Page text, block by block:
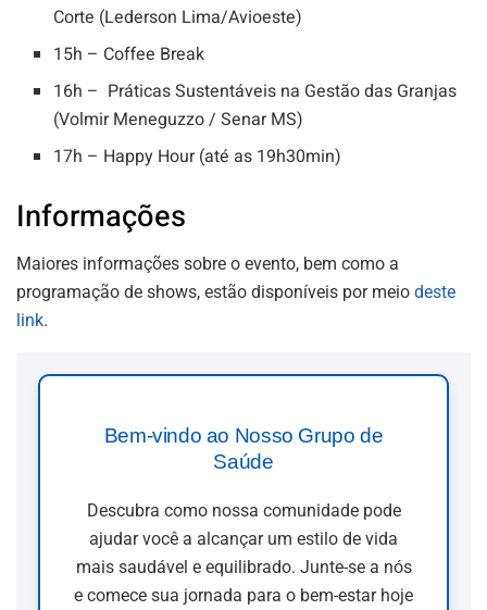
Corte (Lederson Lima/Avioeste)
15h – Coffee Break
16h – Práticas Sustentáveis na Gestão das Granjas
(Volmir Meneguzzo / Senar MS)
17h – Happy Hour (até as 19h30min)
Informações
Maiores informações sobre o evento, bem como a
programação de shows, estão disponíveis por meio deste
link.
Bem-vindo ao Nosso Grupo de
Saúde
Descubra como nossa comunidade pode
ajudar você a alcançar um estilo de vida
mais saudável e equilibrado. Junte-se a nós
e comece sua jornada para o bem-estar hoje